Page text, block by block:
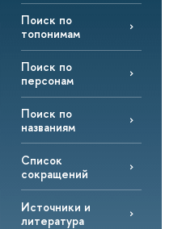
Поиск по
топонимам
Поиск по
персонам
Поиск по
названиям
Список
сокращений
Источники и
литература